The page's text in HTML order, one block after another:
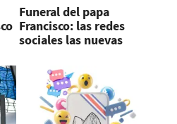
Funeral del papa
Francisco: las redes
sociales las nuevas